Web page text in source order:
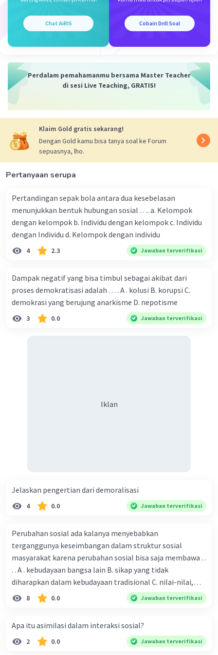
Iklan
23 Desember 2023 02:26
Chat AiRIS Cobain Drill Soal
Perdalam pemahamanmu bersama Master Teacher
di sesi Live Teaching, GRATIS!
Klaim Gold gratis sekarang!
Dengan Gold kamu bisa tanya soal ke Forum
sepuasnya, lho.
Pertanyaan serupa
Pertandingan sepak bola antara dua kesebelasan
menunjukkan bentuk hubungan sosial …. a. Kelompok
dengan kelompok b. Individu dengan kelompok c. Individu
dengan Individu d. Kelompok dengan individu
4 2.3 Jawaban terverifikasi
Dampak negatif yang bisa timbul sebagai akibat dari
proses demokratisasi adalah . . . . A . kolusi B. korupsi C.
demokrasi yang berujung anarkisme D. nepotisme
3 0.0 Jawaban terverifikasi
Iklan
Jelaskan pengertian dari demoralisasi
4 0.0 Jawaban terverifikasi
Perubahan sosial ada kalanya menyebabkan
terganggunya keseimbangan dalam struktur sosial
masyarakat karena perubahan sosial bisa saja membawa . .
. . A . kebudayaan bangsa lain B. sikap yang tidak
diharapkan dalam kebudayaan tradisional C. nilai-nilai,
sikap, dan pola . perilaku yang berbeda D. tidak sesuai
dengan kebudayaan masyarakat setempat
8 0.0 Jawaban terverifikasi
Apa itu asimilasi dalam interaksi sosial?
2 0.0 Jawaban terverifikasi